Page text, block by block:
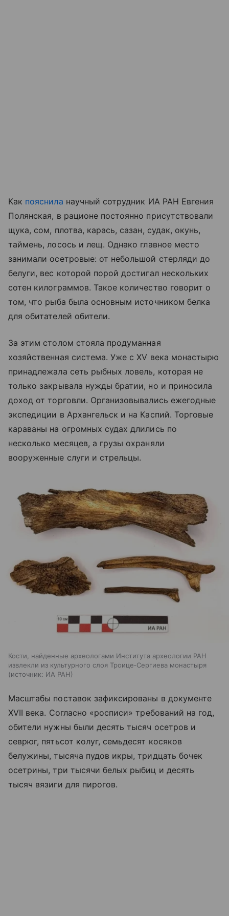
Как пояснила научный сотрудник ИА РАН Евгения
Полянская, в рационе постоянно присутствовали
щука, сом, плотва, карась, сазан, судак, окунь,
таймень, лосось и лещ. Однако главное место
занимали осетровые: от небольшой стерляди до
белуги, вес которой порой достигал нескольких
сотен килограммов. Такое количество говорит о
том, что рыба была основным источником белка
для обитателей обители.
За этим столом стояла продуманная
хозяйственная система. Уже с XV века монастырю
принадлежала сеть рыбных ловель, которая не
только закрывала нужды братии, но и приносила
доход от торговли. Организовывались ежегодные
экспедиции в Архангельск и на Каспий. Торговые
караваны на огромных судах длились по
несколько месяцев, а грузы охраняли
вооруженные слуги и стрельцы.
Кости, найденные археологами Института археологии РАН
извлекли из культурного слоя Троице‑Сергиева монастыря
источник: ИА РАН
Масштабы поставок зафиксированы в документе
XVII века. Согласно «росписи» требований на год,
обители нужны были десять тысяч осетров и
севрюг, пятьсот колуг, семьдесят косяков
белужины, тысяча пудов икры, тридцать бочек
осетрины, три тысячи белых рыбиц и десять
тысяч вязиги для пирогов.